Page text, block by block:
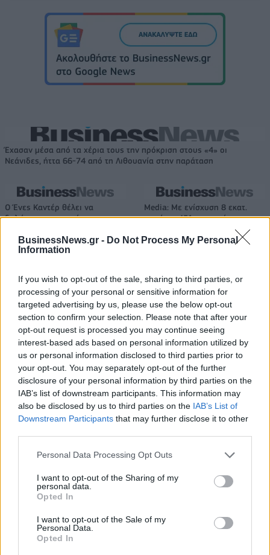
BusinessNews.gr - Do Not Process My Personal
Information
If you wish to opt-out of the sale, sharing to third parties, or
processing of your personal or sensitive information for
targeted advertising by us, please use the below opt-out
section to confirm your selection. Please note that after your
opt-out request is processed you may continue seeing
interest-based ads based on personal information utilized by
us or personal information disclosed to third parties prior to
your opt-out. You may separately opt-out of the further
disclosure of your personal information by third parties on the
IAB’s list of downstream participants. This information may
also be disclosed by us to third parties on the IAB’s List of
Downstream Participants that may further disclose it to other
Personal Data Processing Opt Outs
I want to opt-out of the Sharing of my
personal data.
Opted In
I want to opt-out of the Sale of my
Personal Data.
Opted In
Έχασαν μέσα από τα χέρια τους την πρόκριση στους «4» οι
Νεάνιδες, ήττα 66-74 από τη Λιθουανία στην παράταση
Ο Ένες Καντέρ θέλει να
δηλώσει συμμετοχή στο ντραφτ
Media: Με ενίσχυση 8 εκατ.
ευρώ σε 451 επιχειρήσεις
στήριξης- Κάλυψη εισφορών
IAB Hellas: Νέα Διοικούσα Επιτροπή και νέο Διοικητικό Συμβούλιο -
Πρόεδρος ο Γαληνός Γιαγλής
Η Toyota φέρνει νέα γενιά
μπαταριών για τα υβριδικά της
Σε κινεζική… πολιορκία η
ευρωπαϊκή
αυτοκινητοβιομηχανία
Νέο Audi A2 e-tron με στόχο την κορυφή της αποδοτικότητας
νίκη της Ελλάδας στην
πρεμιέρα, 78-36 την Ιρλανδία
ρίχνουν μια πέτρα, τους
Η Chery επενδύει 75 εκατ. δολάρια στην KG Mobility